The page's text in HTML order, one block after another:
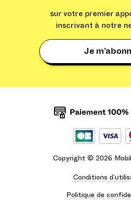
sur votre premier
inscrivant à notre
Je
Copyright © 2026
Conditions
Politique de